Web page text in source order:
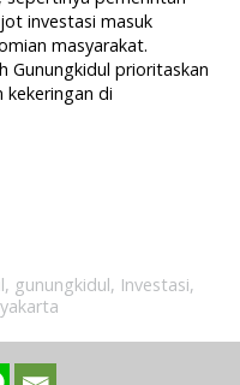
investasi masuk
masyarakat.
Gunungkidul prioritaskan
kekeringan di
, gunungkidul, Investasi,